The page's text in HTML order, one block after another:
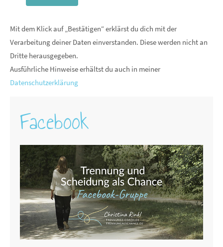
Mit dem Klick auf „Bestätigen“ erklärst du dich mit der
Verarbeitung deiner Daten einverstanden. Diese werden nicht an
Dritte herausgegeben.
Ausführliche Hinweise erhältst du auch in meiner
Datenschutzerklärung
Facebook